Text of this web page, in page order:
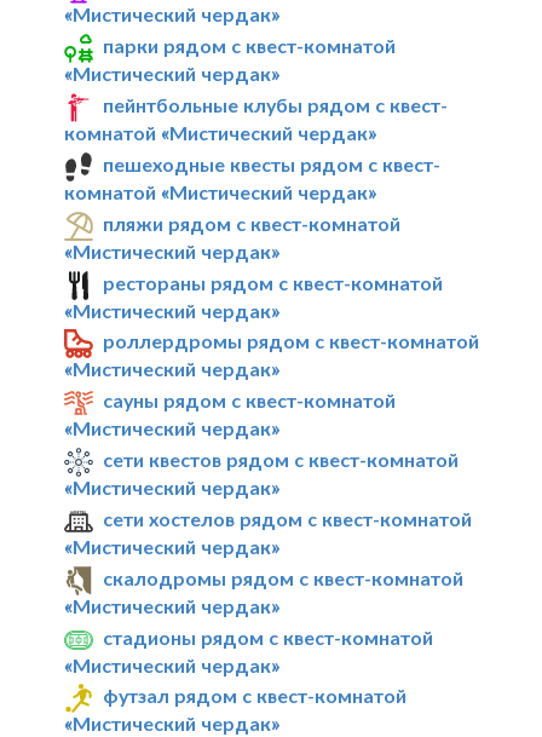
«Мистический чердак»
парки рядом с квест-комнатой
«Мистический чердак»
пейнтбольные клубы рядом с квест-
комнатой «Мистический чердак»
пешеходные квесты рядом с квест-
комнатой «Мистический чердак»
пляжи рядом с квест-комнатой
«Мистический чердак»
рестораны рядом с квест-комнатой
«Мистический чердак»
роллердромы рядом с квест-комнатой
«Мистический чердак»
сауны рядом с квест-комнатой
«Мистический чердак»
сети квестов рядом с квест-комнатой
«Мистический чердак»
сети хостелов рядом с квест-комнатой
«Мистический чердак»
скалодромы рядом с квест-комнатой
«Мистический чердак»
стадионы рядом с квест-комнатой
«Мистический чердак»
футзал рядом с квест-комнатой
«Мистический чердак»